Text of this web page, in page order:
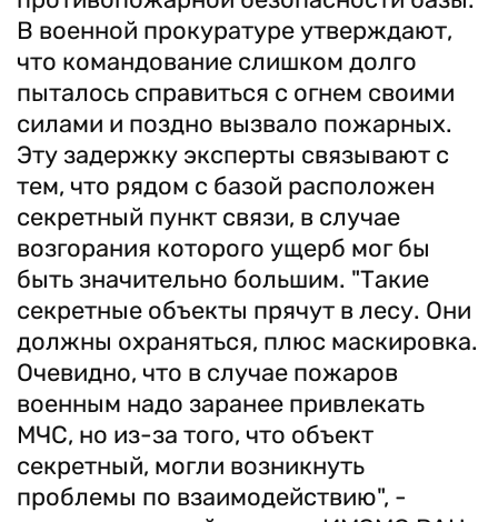
В военной прокуратуре утверждают,
что командование слишком долго
пыталось справиться с огнем своими
силами и поздно вызвало пожарных.
Эту задержку эксперты связывают с
тем, что рядом с базой расположен
секретный пункт связи, в случае
возгорания которого ущерб мог бы
быть значительно большим. "Такие
секретные объекты прячут в лесу. Они
должны охраняться, плюс маскировка.
Очевидно, что в случае пожаров
военным надо заранее привлекать
МЧС, но из-за того, что объект
секретный, могли возникнуть
проблемы по взаимодействию", -